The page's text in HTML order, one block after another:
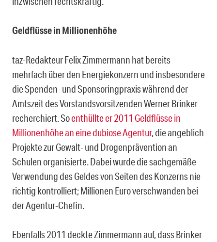
Geldflüsse in Millionenhöhe
taz-Redakteur Felix Zimmermann hat bereits
mehrfach über den Energiekonzern und insbesondere
die Spenden- und Sponsoringpraxis während der
Amtszeit des Vorstandsvorsitzenden Werner Brinker
recherchiert. Soenthüllte er 2011 Geldflüsse in
Millionenhöhe an eine dubiose Agentur, die angeblich
Projekte zur Gewalt- und Drogenprävention an
Schulen organisierte. Dabei wurde die sachgemäße
Verwendung des Geldes von Seiten des Konzerns nie
richtig kontrolliert; Millionen Euro verschwanden bei
der Agentur-Chefin.
Ebenfalls 2011 deckte Zimmermann auf, dass Brinker